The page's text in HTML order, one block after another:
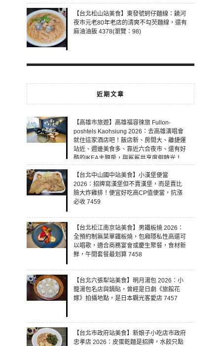
【台北松山站美食】東發號蚵仔麵線：饒河
夜市元老80年老店的清爽不勾芡麵線，還有
麻油油飯 4378(瀏覽：98)
近期文章
【高雄市旅遊】高雄福容徠旅 Fullon-
poshtels Kaohsiung 2026：去高雄演唱會
就住這家酒店吧！飯店新、房間大、離捷運
站近、週邊美食多、靠近六合夜市、還有好
酷的IKEA主題房，與鯊鯊共享度假時光！
7460
【台北中山國中站美食】小漢堡便當
2026：招牌寫漢堡但不賣漢堡，而是賣比
臉大炸雞排！便宜好吃高CP值便當，抗漲
必收 7459
【台北松江南京站美食】男鐵板燒 2026：
全預約制無菜單鐵板燒，包廂隱私性高還可
以唱歌，適合商務宴會或慶生聚餐，食材新
鮮，午間套餐最划算 7458
【台北六張犁站美食】明月湯包 2026：小
籠湯包名店與鍋貼，曾經是日劇《旅館花
嫁》拍攝地點，是日本觀光客愛店 7457
【台北市政府站美食】新娘子小吃店市政府
忠孝店 2026：皮蛋乾麵是招牌，水餃只點